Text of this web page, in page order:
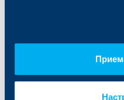
Европейско финансиране